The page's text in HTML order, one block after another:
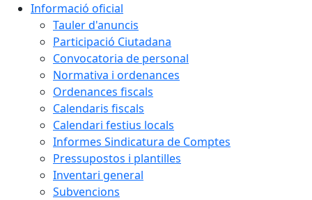
Informació oficial
Tauler d'anuncis
Participació Ciutadana
Convocatoria de personal
Normativa i ordenances
Ordenances fiscals
Calendaris fiscals
Calendari festius locals
Informes Sindicatura de Comptes
Pressupostos i plantilles
Inventari general
Subvencions